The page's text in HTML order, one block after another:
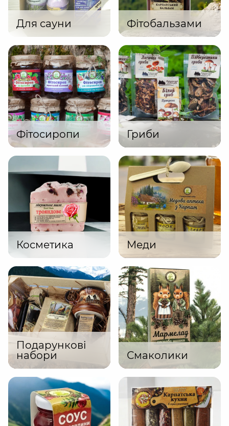
Для сауни Фітобальзами
Фітосиропи Гриби
Косметика Меди
Подарункові
набори
Смаколики